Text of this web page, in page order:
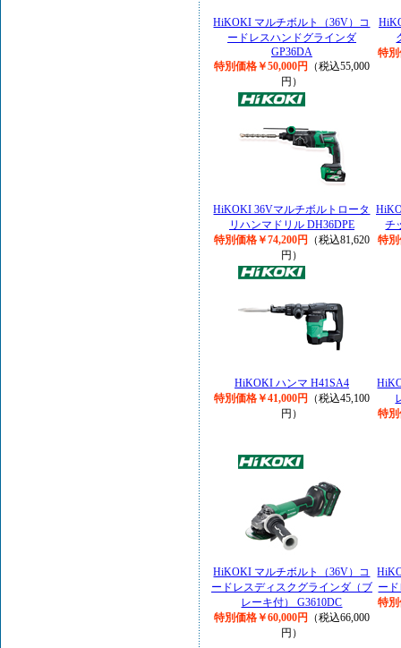
HiKOKI マルチボルト（36V）コ
ードレスハンドグラインダ
GP36DA
特別価格￥50,000円
（税込55,000
円）
特別
HiKOKI 36Vマルチボルトロータ
リハンマドリル DH36DPE
特別価格￥74,200円
（税込81,620
円）
チ
特別
HiKOKI ハンマ H41SA4
特別価格￥41,000円
（税込45,100
円）
特別
HiKOKI マルチボルト（36V）コ
ードレスディスクグラインダ（ブ
レーキ付） G3610DC
特別価格￥60,000円
（税込66,000
円）
ー
特別